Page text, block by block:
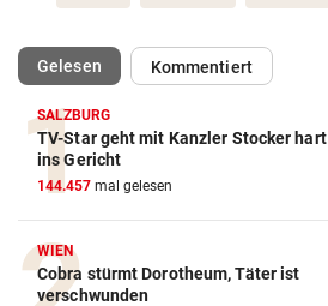
Gelesen(ausgewählt)Kommentiert
SALZBURG
TV-Star geht mit Kanzler Stocker hart
ins Gericht
144.457 mal gelesen
WIEN
Cobra stürmt Dorotheum, Täter ist
verschwunden